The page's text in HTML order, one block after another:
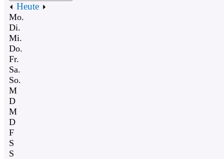
Heute
Mo.
Di.
Mi.
Do.
Fr.
Sa.
So.
M
D
M
D
F
S
S